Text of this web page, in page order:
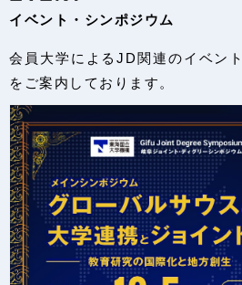
イベント・シンポジウム
会員大学によるJD関連のイベン
をご案内しております。